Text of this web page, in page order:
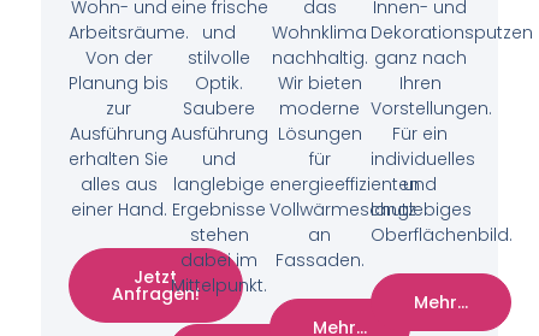
Wohn- und
Arbeitsräume.
Von der
Planung bis
zur
Ausführung
erhalten Sie
alles aus
einer Hand.
Jetzt
Anfragen!
eine frische
und
stilvolle
Optik.
Saubere
Ausführung
und
langlebige
Ergebnisse
stehen
dabei im
Mittelpunkt.
das
Wohnklima
nachhaltig.
Wir bieten
moderne
Lösungen
für
energieeffizienten
Vollwärmeschutz
an
Fassaden.
Mehr...
Innen- und
Dekorationsputzen
ganz nach
Ihren
Vorstellungen.
Für ein
individuelles
und
langlebiges
Oberflächenbild.
Mehr...